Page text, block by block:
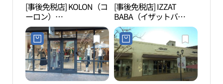
[事後免税店] KOLON（コ
ーロン）
COURONNE（クロン
ヌ）・新世界サイモンプ
レミアムアウトレットプ
サン（釜山）店(쿠론 신
세계사이먼프리미엄아울
렛 부산점)
[事後免税店] IZZAT
BABA（イザットバ
バ）・新世界サイモンプ
レミアムアウトレットプ
サン（釜山）店(아이잗
바바 신세계사이먼프리
미엄아울렛 부산점)